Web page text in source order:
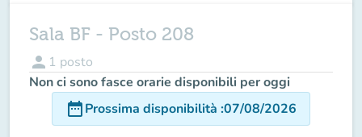
Sala BF - Posto 208
person 1 posto
Non ci sono fasce orarie disponibili per oggi
date_rangeProssima disponibilità :07/08/2026